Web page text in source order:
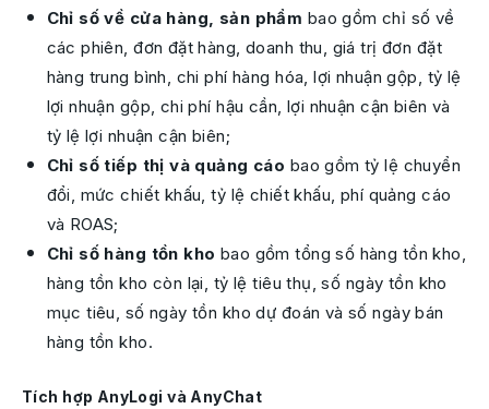
Chỉ số về cửa hàng, sản phẩm bao gồm chỉ số về
các phiên, đơn đặt hàng, doanh thu, giá trị đơn đặt
hàng trung bình, chi phí hàng hóa, lợi nhuận gộp, tỷ lệ
lợi nhuận gộp, chi phí hậu cần, lợi nhuận cận biên và
tỷ lệ lợi nhuận cận biên;
Chỉ số tiếp thị và quảng cáo bao gồm tỷ lệ chuyển
đổi, mức chiết khấu, tỷ lệ chiết khấu, phí quảng cáo
và ROAS;
Chỉ số hàng tồn kho bao gồm tổng số hàng tồn kho,
hàng tồn kho còn lại, tỷ lệ tiêu thụ, số ngày tồn kho
mục tiêu, số ngày tồn kho dự đoán và số ngày bán
hàng tồn kho.
Tích hợp AnyLogi và AnyChat